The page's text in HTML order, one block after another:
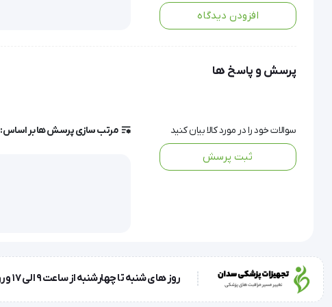
کاتتر دائم همودیالیز (پرمیکت) Cardiomed
کلیه ها و نقش آنها در بدن
هورمون‌ها کمک می کند.
افزودن دیدگاه
پرسش و پاسخ ها
سوالات خود را در مورد کالا بیان کنید
ثبت پرسش
مرتب سازی پرسش ها بر اساس:
روز های شنبه تا چهارشنبه از ساعت 9 الی 17 و روز پنجشنبه ساعت 9 الی 13